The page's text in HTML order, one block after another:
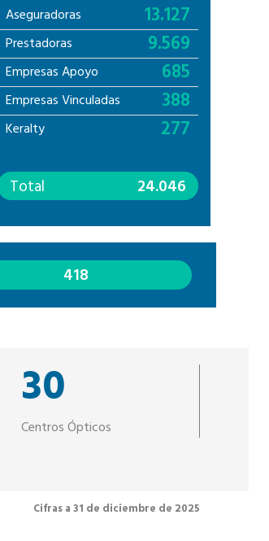
Aseguradoras 13.127
Prestadoras 9.569
Empresas Apoyo 685
Empresas Vinculadas 388
Keralty 277
Total 24.046
418
30
Centros Ópticos
Cifras a 31 de diciembre de 2025